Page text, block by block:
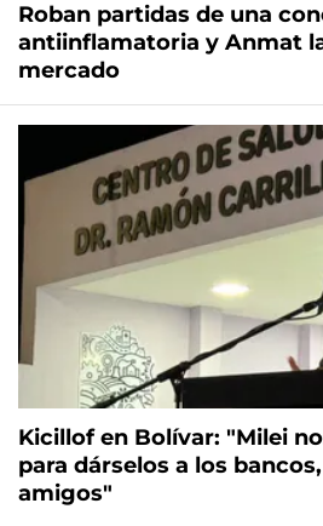
Roban partidas de una
antiinflamatoria y Anmat
mercado
Kicillof en Bolívar: "Milei
para dárselos a los
amigos"